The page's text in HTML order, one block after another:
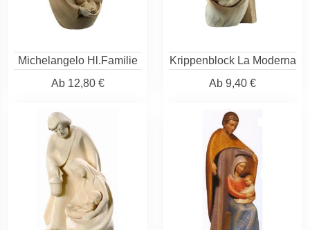
Michelangelo Hl.Familie
Ab12,80 €
Krippenblock La Moderna
Ab 9,40 €